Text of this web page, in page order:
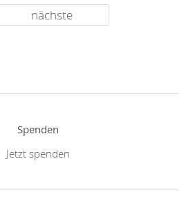
nächste
Spenden
Jetzt spenden